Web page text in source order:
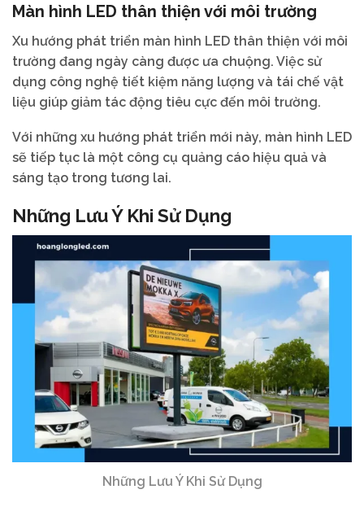
Màn hình LED thân thiện với môi trường
Xu hướng phát triển màn hình LED thân thiện với môi
trường đang ngày càng được ưa chuộng. Việc sử
dụng công nghệ tiết kiệm năng lượng và tái chế vật
liệu giúp giảm tác động tiêu cực đến môi trường.
Với những xu hướng phát triển mới này, màn hình LED
sẽ tiếp tục là một công cụ quảng cáo hiệu quả và
sáng tạo trong tương lai.
Những Lưu Ý Khi Sử Dụng
Những Lưu Ý Khi Sử Dụng